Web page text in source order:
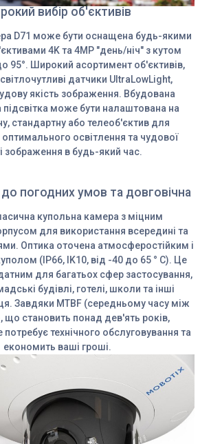
вибір об'єктивів
D71 може бути оснащена будь-якими
4K та 4MP "день/ніч" з кутом
95°. Широкий асортимент об'єктивів,
датчики UltraLowLight,
якість зображення. Вбудована
підсвітка може бути налаштована на
стандартну або телеоб'єктив для
оптимального освітлення та чудової
зображення в будь-який час.
до погодних умов та довговічна
купольна камера з міцним
для використання всередині та
Оптика оточена атмосферостійким і
(IP66, IK10, від -40 до 65 ° C). Це
для багатьох сфер застосування,
будівлі, готелі, школи та інші
Завдяки MTBF (середньому часу між
що становить понад дев'ять років,
технічного обслуговування та
економить ваші гроші.